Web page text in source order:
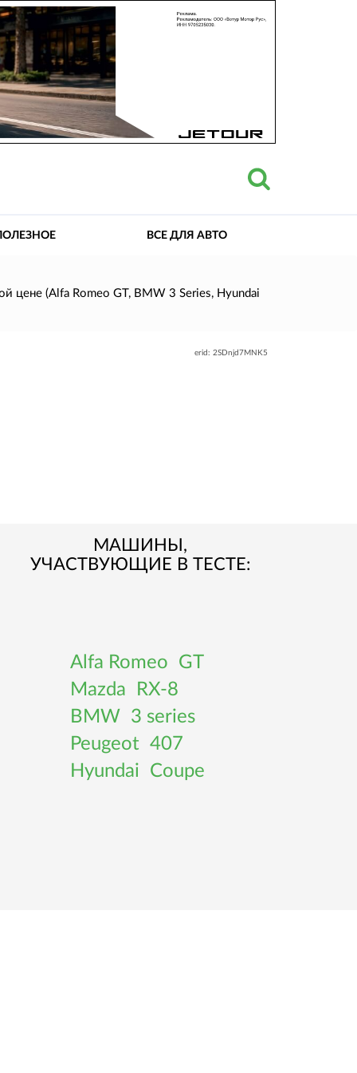
ВСЕ ДЛЯ АВТО
цене (Alfa Romeo GT, BMW 3 Series, Hyundai
erid: 2SDnjd7MNK5
МАШИНЫ,
УЧАСТВУЮЩИЕ В ТЕСТЕ:
Alfa Romeo
GT
Mazda
RX-8
BMW
3 series
Peugeot 407
Hyundai
Coupe